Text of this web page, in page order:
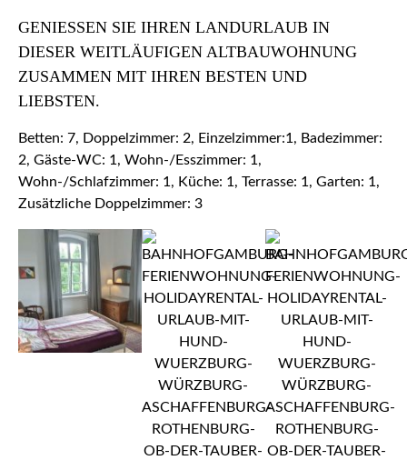
GENIESSEN SIE IHREN LANDURLAUB IN D
IESER WEITLÄUFIGEN ALTBAUWOHNUNG Z
USAMMEN MIT IHREN BESTEN UND L
IEBSTEN.
Betten: 7, Doppelzimmer: 2, Einzelzimmer:1, Badezimmer:
2, Gäste-WC: 1, Wohn-/Esszimmer: 1,
Wohn-/Schlafzimmer: 1, Küche: 1, Terrasse: 1, Garten: 1,
Zusätzliche Doppelzimmer: 3